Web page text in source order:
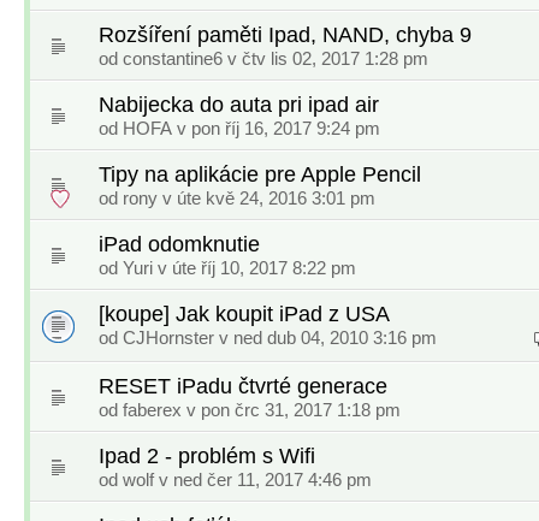
Rozšíření paměti Ipad, NAND, chyba 9
od constantine6 v čtv lis 02, 2017 1:28 pm
Nabijecka do auta pri ipad air
od HOFA v pon říj 16, 2017 9:24 pm
Tipy na aplikácie pre Apple Pencil
od rony v úte kvě 24, 2016 3:01 pm
iPad odomknutie
od Yuri v úte říj 10, 2017 8:22 pm
[koupe] Jak koupit iPad z USA
od CJHornster v ned dub 04, 2010 3:16 pm
RESET iPadu čtvrté generace
od faberex v pon črc 31, 2017 1:18 pm
Ipad 2 - problém s Wifi
od wolfv ned čer 11, 2017 4:46 pm